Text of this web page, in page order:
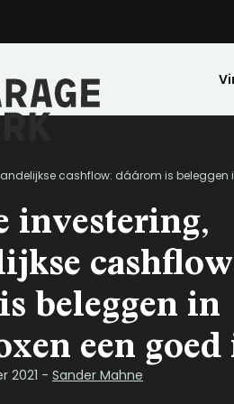
Park bezichtigen
Kopen
toegankelijk.
Stalling
De ideale
Ervaringen
Een greep uit
cashflow: dáárom is beleggen
investering,
beleggen in
een goed
2021 - Sander Mahne